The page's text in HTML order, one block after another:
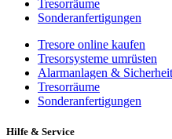
Tresorräume
Sonderanfertigungen
Tresore online kaufen
Tresorsysteme umrüsten
Alarmanlagen &
Tresorräume
Sonderanfertigungen
Hilfe & Service